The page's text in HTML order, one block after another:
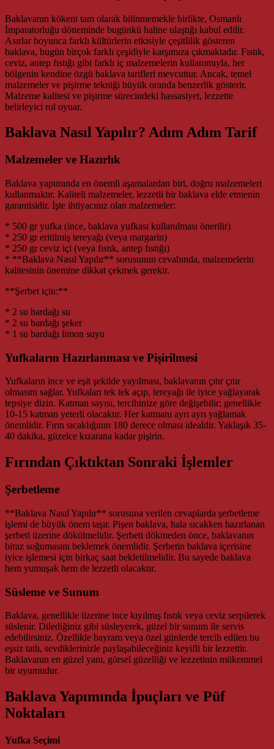
Baklavanın kökeni tam olarak bilinmemekle birlikte, Osmanlı
İmparatorluğu döneminde bugünkü haline ulaştığı kabul edilir.
Asırlar boyunca farklı kültürlerin etkisiyle çeşitlilik gösteren
baklava, bugün birçok farklı çeşidiyle karşımıza çıkmaktadır. Fıstık,
ceviz, antep fıstığı gibi farklı iç malzemelerin kullanımıyla, her
bölgenin kendine özgü baklava tarifleri mevcuttur. Ancak, temel
malzemeler ve pişirme tekniği büyük oranda benzerlik gösterir.
Malzeme kalitesi ve pişirme sürecindeki hassasiyet, lezzette
belirleyici rol oynar.
Baklava Nasıl Yapılır? Adım Adım Tarif
Malzemeler ve Hazırlık
Baklava yapımında en önemli aşamalardan biri, doğru malzemeleri
kullanmaktır. Kaliteli malzemeler, lezzetli bir baklava elde etmenin
garantisidir. İşte ihtiyacınız olan malzemeler:
* 500 gr yufka (ince, baklava yufkası kullanılması önerilir)
* 250 gr eritilmiş tereyağı (veya margarin)
* 250 gr ceviz içi (veya fıstık, antep fıstığı)
* **Baklava Nasıl Yapılır** sorusunun cevabında, malzemelerin
kalitesinin önemine dikkat çekmek gerekir.
**Şerbet için:**
* 2 su bardağı su
* 2 su bardağı şeker
* 1 su bardağı limon suyu
Yufkaların Hazırlanması ve Pişirilmesi
Yufkaların ince ve eşit şekilde yayılması, baklavanın çıtır çıtır
olmasını sağlar. Yufkaları tek tek açıp, tereyağı ile iyice yağlayarak
tepsiye dizin. Katman sayısı, tercihinize göre değişebilir; genellikle
10-15 katman yeterli olacaktır. Her katmanı ayrı ayrı yağlamak
önemlidir. Fırın sıcaklığının 180 derece olması idealdir. Yaklaşık 35-
40 dakika, güzelce kızarana kadar pişirin.
Fırından Çıktıktan Sonraki İşlemler
Şerbetleme
**Baklava Nasıl Yapılır** sorusuna verilen cevaplarda şerbetleme
işlemi de büyük önem taşır. Pişen baklava, hala sıcakken hazırlanan
şerbeti üzerine dökülmelidir. Şerbeti dökmeden önce, baklavanın
biraz soğumasını beklemek önemlidir. Şerbetin baklava içerisine
iyice işlemesi için birkaç saat bekletilmelidir. Bu sayede baklava
hem yumuşak hem de lezzetli olacaktır.
Süsleme ve Sunum
Baklava, genellikle üzerine ince kıyılmış fıstık veya ceviz serpilerek
süslenir. Dilediğiniz gibi süsleyerek, güzel bir sunum ile servis
edebilirsiniz. Özellikle bayram veya özel günlerde tercih edilen bu
eşsiz tatlı, sevdiklerinizle paylaşabileceğiniz keyifli bir lezzettir.
Baklavanın en güzel yanı, görsel güzelliği ve lezzetinin mükemmel
bir uyumudur.
Baklava Yapımında İpuçları ve Püf
Noktaları
Yufka Seçimi